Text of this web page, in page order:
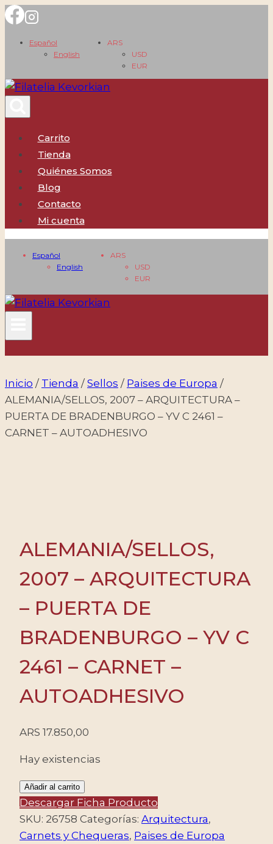
Saltar
contenido
Español
English
ARS
USD
EUR
Carrito
Tienda
Quiénes Somos
Blog
Contacto
Mi cuenta
Español
English
ARS
USD
EUR
Inicio / Tienda / Sellos / Paises de Europa /
ALEMANIA/SELLOS, 2007 – ARQUITECTURA –
PUERTA DE BRADENBURGO – YV C 2461 –
CARNET – AUTOADHESIVO
ALEMANIA/SELLOS,
2007 – ARQUITECTURA
– PUERTA DE
BRADENBURGO – YV C
2461 – CARNET –
AUTOADHESIVO
ARS 17.850,00
Hay existencias
ALEMANIA/SELLOS,
2007
-
ARQUITECTURA
Añadir al carrito
Descargar Ficha Producto
SKU: 26758 Categorías: Arquitectura,
Carnets y Chequeras, Paises de Europa